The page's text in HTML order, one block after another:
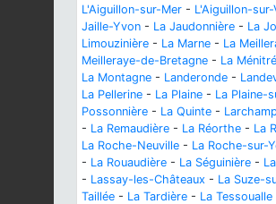
L'Aiguillon-sur-Mer - L'Aiguillon-sur-
Jaille-Yvon - La Jaudonnière - La
Limouzinière - La Marne - La
Meilleraye-de-Bretagne - La Ménitré
La Montagne - Landeronde -
La Pellerine - La Plaine - La Plaine-
Possonnière - La Quinte -
- La Remaudière - La Réorthe - La
La Roche-Neuville - La Roche-sur-
- La Rouaudière - La Séguinière -
- Lassay-les-Châteaux - La Suze-
Taillée - La Tardière - La Tessoualle